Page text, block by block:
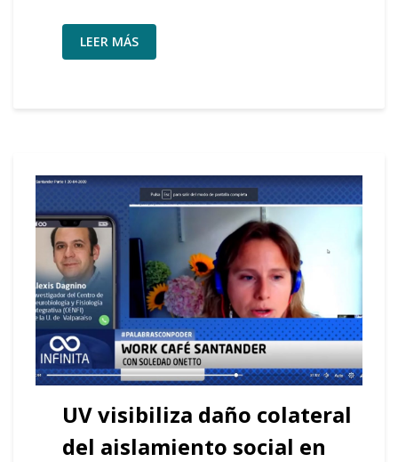
LEER MÁS
UV visibiliza daño colateral
del aislamiento social en